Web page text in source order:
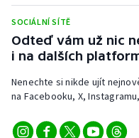
SOCIÁLNÍ SÍTĚ
Odteď vám už nic
i na dalších
Nenechte si nikde ujít
na Facebooku, X,